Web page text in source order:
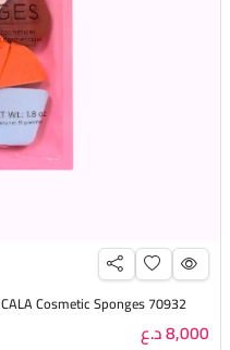
CALA Cosmetic Sponges 70932 كالا مجموعة اسفنجات توزيع الميكاب
8,000 د.ع